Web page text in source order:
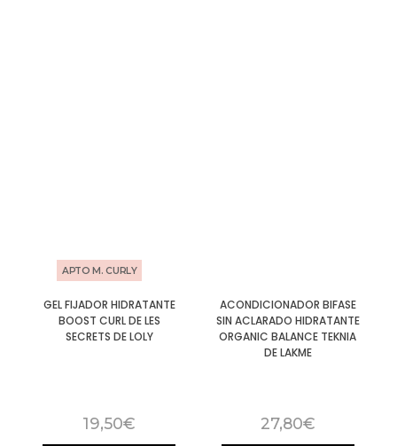
APTO M. CURLY
GEL FIJADOR HIDRATANTE
BOOST CURL DE LES
SECRETS DE LOLY
19,50€
ACONDICIONADOR BIFASE
SIN ACLARADO HIDRATANTE
ORGANIC BALANCE TEKNIA
DE LAKME
27,80€